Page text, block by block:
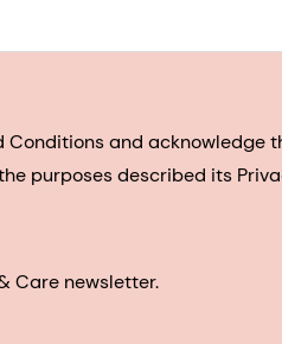
Conditions and acknowledge
purposes described its
Care newsletter.